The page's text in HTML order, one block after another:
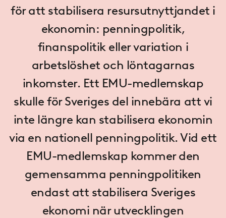
för att stabilisera resursutnytt­jandet i
ekonomin: penningpolitik,
finanspolitik eller variation i
arbetslöshet och lönta­garnas
inkomster. Ett EMU-medlemskap
skulle för Sveriges del innebära att vi
inte längre kan stabilisera ekonomin
via en nationell penningpolitik. Vid ett
EMU-medlemskap kommer den
gemensamma penningpolitiken
endast att stabilisera Sveri­ges
ekonomi när utvecklingen